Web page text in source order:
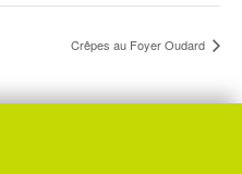
Crêpes au Foyer Oudard